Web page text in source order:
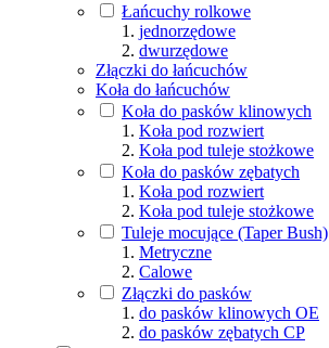
Łańcuchy rolkowe
jednorzędowe
dwurzędowe
Złączki do łańcuchów
Koła do łańcuchów
Koła do pasków klinowych
Koła pod rozwiert
Koła pod tuleje stożkowe
Koła do pasków zębatych
Koła pod rozwiert
Koła pod tuleje stożkowe
Tuleje mocujące (Taper Bush)
Metryczne
Calowe
Złączki do pasków
do pasków klinowych OE
do pasków zębatych CP